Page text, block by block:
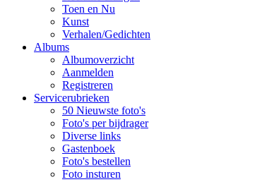
Toen en Nu
Kunst
Verhalen/Gedichten
Albums
Albumoverzicht
Aanmelden
Registreren
Servicerubrieken
50 Nieuwste foto's
Foto's per bijdrager
Diverse links
Gastenboek
Foto's bestellen
Foto insturen